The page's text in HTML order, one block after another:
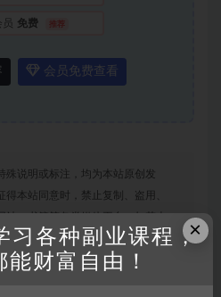
免费 推荐
会员免费查看
殊说明或标注，均为本站原创发
本站同意时，禁止复制、盗用、
站、书籍等各类媒体平台。如若本
益，可联系我们进行处理。
×
习各种副业课程，
财富自由！